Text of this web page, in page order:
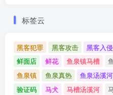
标签云
黑客犯罪 黑客攻击 黑客入侵
鲜面店
鲜花 鱼泉镇马槽
鱼泉镇
鱼泉真热 鱼泉汤溪河
验证码
马犬 马槽汤溪河